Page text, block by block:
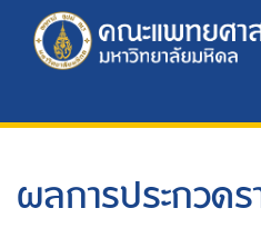
ผลการประกวด